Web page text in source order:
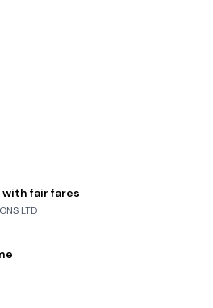
with fair fares
LTD